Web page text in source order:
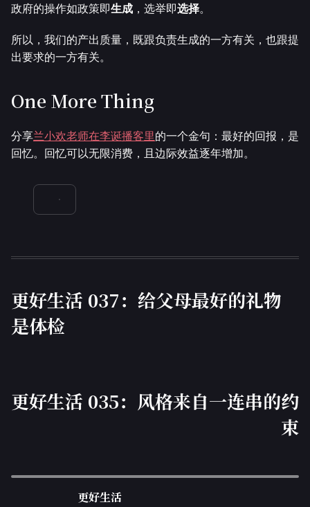
政府的操作如政策即生成 ，选举即选择。
所以，我们的产出质量，既跟负责生成的一方有关，也跟提
出要求的一方有关。
One More Thing
分享兰小欢老师在李诞播客里的一个金句：最好的回报，是
回忆。回忆可以无限消费，且边际效益逐年增加。
更好生活 037：给父母最好的礼物
是体检
更好生活 035：风格来自一连串的约
束
更好生活